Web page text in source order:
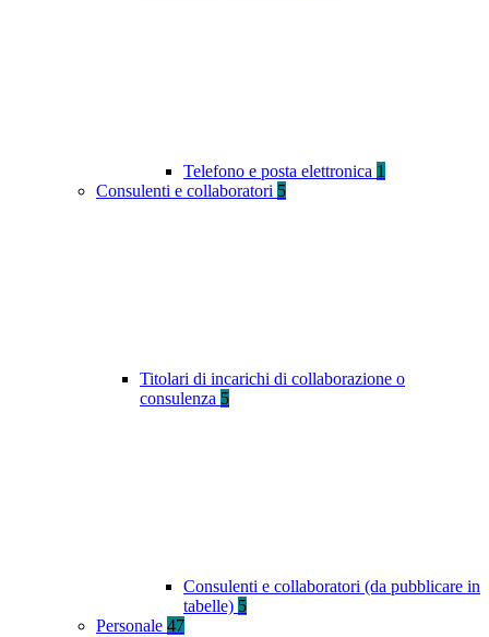
Telefono e posta elettronica 1
Consulenti e collaboratori 5
Titolari di incarichi di collaborazione o
consulenza 5
Consulenti e collaboratori (da pubblicare in
tabelle) 5
Personale 47